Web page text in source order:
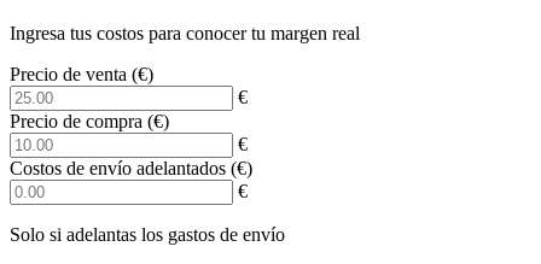
Ingresa tus costos para conocer tu margen real
Precio de venta (€)
€
Precio de compra (€)
€
Costos de envío adelantados (€)
€
Solo si adelantas los gastos de envío